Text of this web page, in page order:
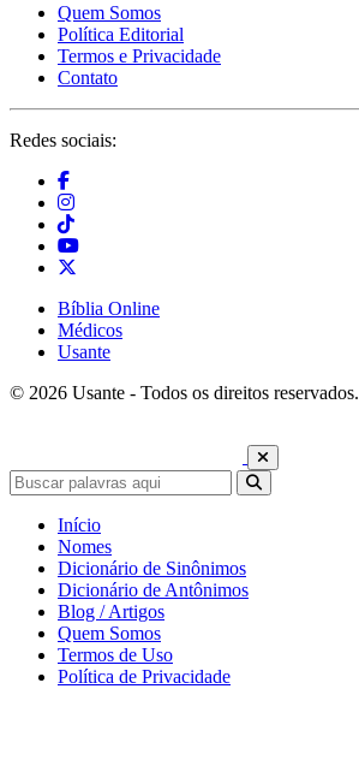
Quem Somos
Política Editorial
Termos e Privacidade
Contato
Redes sociais:
Bíblia Online
Médicos
Usante
© 2026 Usante - Todos os direitos reservados.
Início
Nomes
Dicionário de Sinônimos
Dicionário de Antônimos
Blog / Artigos
Quem Somos
Termos de Uso
Política de Privacidade